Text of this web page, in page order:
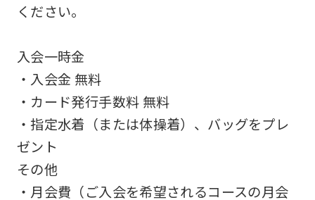
ください。
入会一時金
・入会金 無料
・カード発行手数料 無料
・指定水着（または体操着）、バッグをプレ
ゼント
その他
・月会費（ご入会を希望されるコースの月会
The
translation
from